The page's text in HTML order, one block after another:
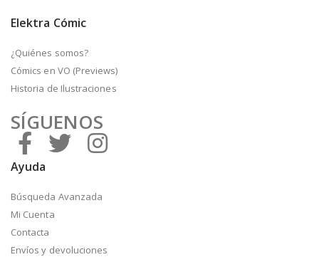
Elektra Cómic
¿Quiénes somos?
Cómics en VO (Previews)
Historia de Ilustraciones
SÍGUENOS
Ayuda
Búsqueda Avanzada
Mi Cuenta
Contacta
Envíos y devoluciones